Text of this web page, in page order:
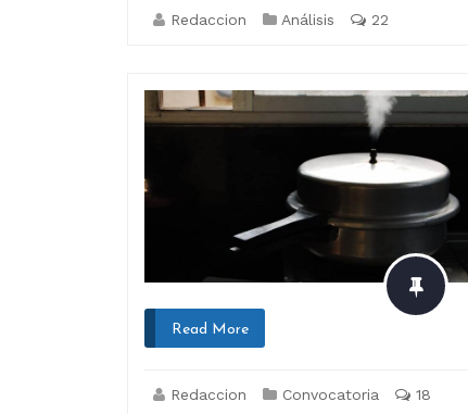
Redaccion Análisis 22
Read More
Redaccion Convocatoria 18